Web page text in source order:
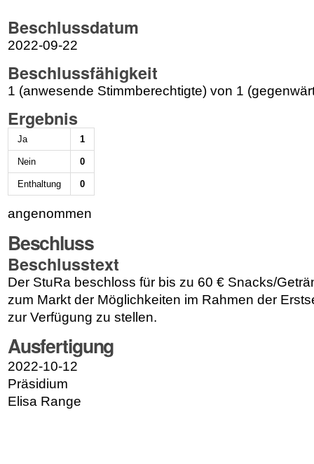
Beschlussdatum
2022-09-22
Beschlussfähigkeit
1 (anwesende Stimmberechtigte) von 1
Ergebnis
Ja 1
Nein 0
Enthaltung 0
angenommen
Beschluss
Beschlusstext
Der StuRa beschloss für bis zu 60 € Snacks/
zum Markt der Möglichkeiten im Rahmen der
zur Verfügung zu stellen.
Ausfertigung
2022-10-12
Präsidium
Elisa Range